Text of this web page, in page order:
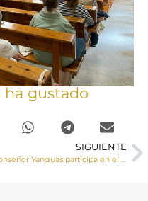
ha gustado
SIGUIENTE
Monseñor Yanguas participa en el Encuentro de niños que hacen este año la Primera Comunión